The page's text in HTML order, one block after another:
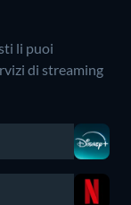
li puoi
di streaming